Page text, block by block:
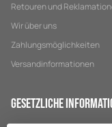
Retouren und
Wir über uns
Zahlungsmöglichkeiten
Versandinformationen
Gesetzliche